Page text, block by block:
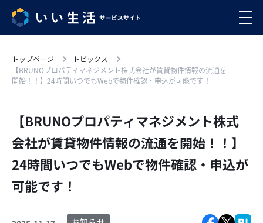
トップページ
トピックス
【BRUNOプロパティマネジメント株式会社が賃貸物件情報の流通を
開始！！】24時間いつでもWebで物件確認・申込が可能です！
【BRUNOプロパティマネジメント株式
会社が賃貸物件情報の流通を開始！！】
24時間いつでもWebで物件確認・申込が
可能です！